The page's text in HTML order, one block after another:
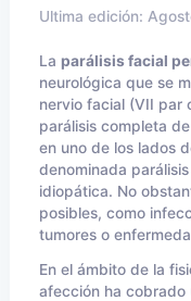
Ultima edición:
La parálisis facial
neurológica que se
nervio facial (VII par
parálisis completa
en uno de los lados
denominada
idiopática. No
posibles, como
tumores o
En el ámbito de la
afección ha cobrado